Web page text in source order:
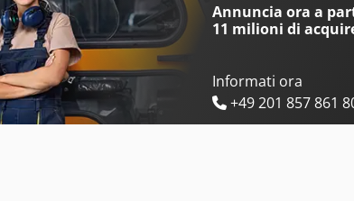
Annuncia ora a
11 milioni di
Informati ora
+49 201 857 861